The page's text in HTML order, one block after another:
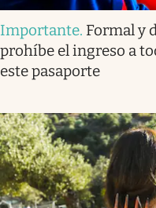
Importante. Formal y
prohíbe el ingreso a
este pasaporte